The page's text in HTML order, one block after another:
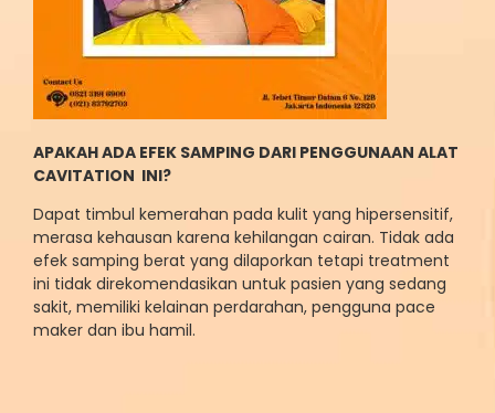
APAKAH ADA EFEK SAMPING DARI PENGGUNAAN ALAT
CAVITATION INI?
Dapat timbul kemerahan pada kulit yang hipersensitif,
merasa kehausan karena kehilangan cairan. Tidak ada
efek samping berat yang dilaporkan tetapi treatment
ini tidak direkomendasikan untuk pasien yang sedang
sakit, memiliki kelainan perdarahan, pengguna pace
maker dan ibu hamil.